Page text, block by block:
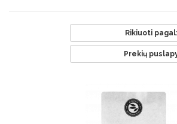
Rikiuoti pagal:
Prekių